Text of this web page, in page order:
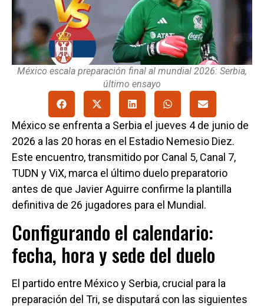
México escala preparación final al mundial 2026: Serbia,
último ensayo
México se enfrenta a Serbia el jueves 4 de junio de
2026 a las 20 horas en el Estadio Nemesio Diez.
Este encuentro, transmitido por Canal 5, Canal 7,
TUDN y ViX, marca el último duelo preparatorio
antes de que Javier Aguirre confirme la plantilla
definitiva de 26 jugadores para el Mundial.
Configurando el calendario:
fecha, hora y sede del duelo
El partido entre México y Serbia, crucial para la
preparación del Tri, se disputará con las siguientes